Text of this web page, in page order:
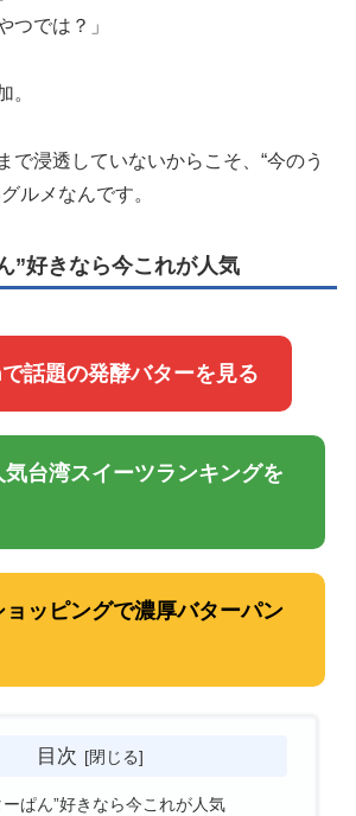
つでは？」
。
で浸透していないからこそ、“今のう
ルメなんです。
”好きなら今これが人気
話題の発酵バターを見る
台湾スイーツランキングを
ッピングで濃厚バターパン
目次
ーぱん”好きなら今これが人気